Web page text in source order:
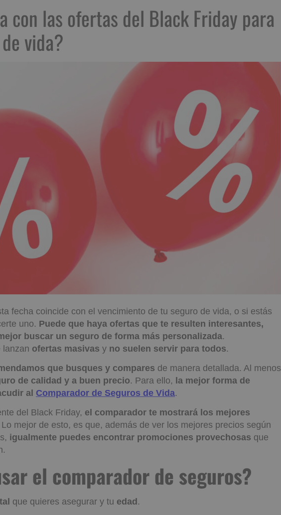
con las ofertas del Black
el seguro de vida?
fecha coincide con el vencimiento de tu seguro de vida, o si estás
uno. Puede que haya ofertas que te resulten interesantes,
buscar un seguro de forma más personalizada.
lanzan ofertas masivas y no suelen servir para todos.
que busques y compares de manera detallada. Al menos
de calidad y a buen precio. Para ello, la mejor forma de
al Comparador de Seguros de Vida.
del Black Friday, el comparador te mostrará los mejores
Lo mejor de esto, es que, además de ver los mejores precios según
igualmente puedes encontrar promociones provechosas que
el comparador de